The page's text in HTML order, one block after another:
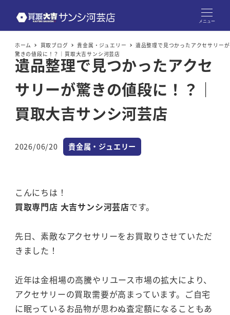
メニュー
ホーム 買取ブログ 貴金属・ジュエリー
遺品整理で見つかったアクセサリーが
驚きの値段に！？｜買取大吉サンシ河芸店
遺品整理で見つかったアクセ
サリーが驚きの値段に！？｜
買取大吉サンシ河芸店
投稿日
2026/06/20 カテゴリー
貴金属・ジュエリー
こんにちは！
買取専門店 大吉サンシ河芸店です。
先日、素敵なアクセサリーをお買取りさせていただ
きました！
近年は金相場の高騰やリユース市場の拡大により、
アクセサリーの買取需要が高まっています。ご自宅
に眠っているお品物が思わぬ査定額になることもあ